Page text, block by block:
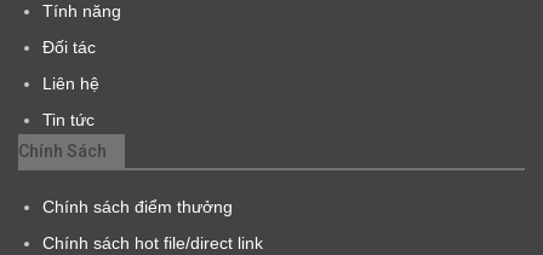
Tính năng
Đối tác
Liên hệ
Tin tức
Chính Sách
Chính sách điểm thưởng
Chính sách hot file/direct link